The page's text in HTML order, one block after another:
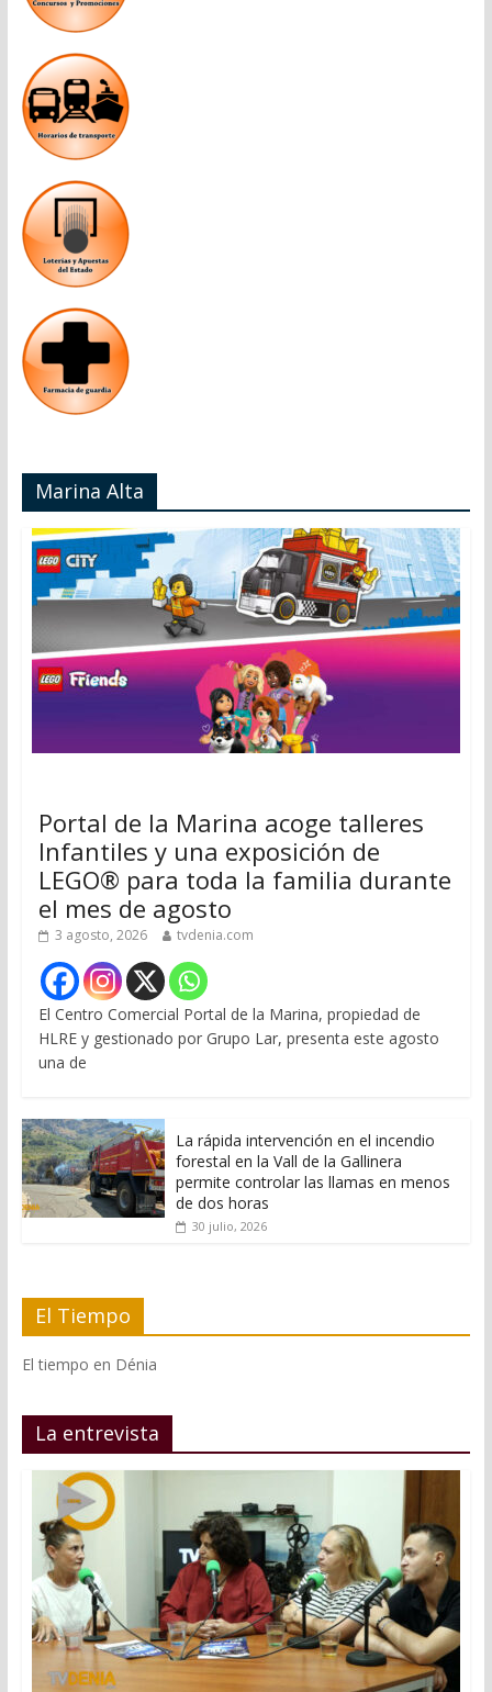
Marina Alta
Portal de la Marina acoge talleres
Infantiles y una exposición de
LEGO® para toda la familia durante
el mes de agosto
3 agosto, 2026 tvdenia.com
El Centro Comercial Portal de la Marina, propiedad de
HLRE y gestionado por Grupo Lar, presenta este agosto
una de
La rápida intervención en el incendio
forestal en la Vall de la Gallinera
permite controlar las llamas en menos
de dos horas
30 julio, 2026
El Tiempo
El tiempo en Dénia
La entrevista